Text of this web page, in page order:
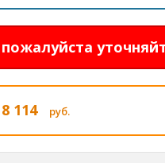
пожалуйста
8 114 руб.